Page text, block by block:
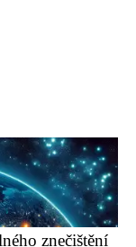
znečištění